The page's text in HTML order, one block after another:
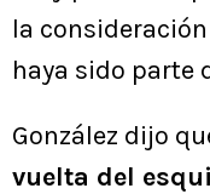
la
haya sido parte
González dijo
vuelta del